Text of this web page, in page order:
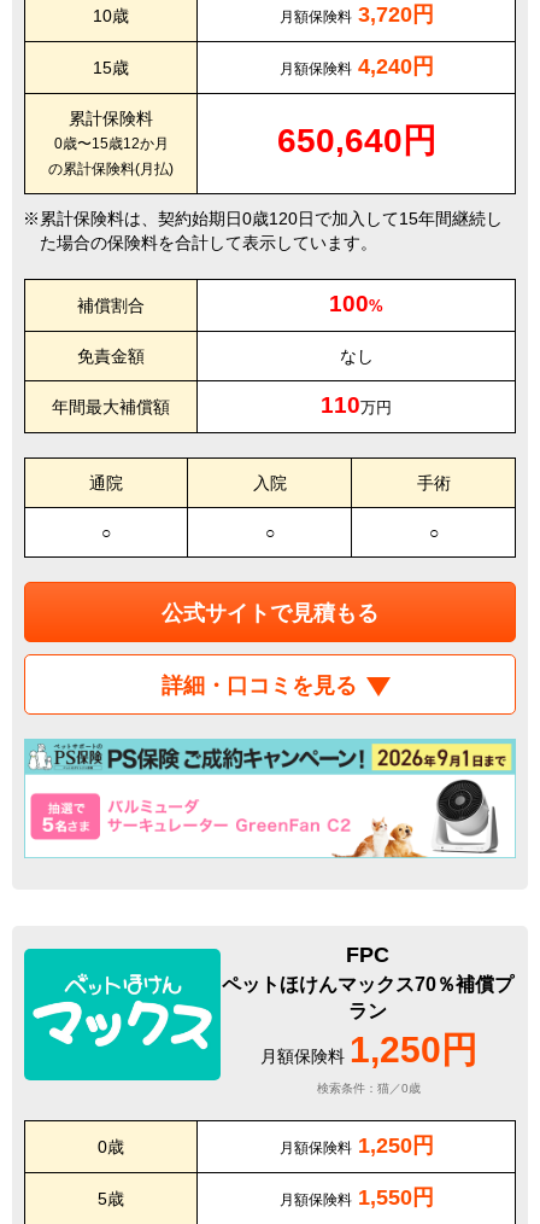
10歳 月額保険料 3,720円
15歳 月額保険料 4,240円
累計保険料
0歳〜15歳12か月
の累計保険料(月払)
650,640円
累計保険料は、契約始期日0歳120日で加入して15年間継続し
た場合の保険料を合計して表示しています。
補償割合 100%
免責金額 なし
年間最大補償額 110万円
通院 入院 手術
○ ○ ○
公式サイトで見積もる
詳細・口コミを見る
FPC
ペットほけんマックス70％補償プ
ラン
月額保険料 1,250円
検索条件：猫／0歳
0歳 月額保険料 1,250円
5歳 月額保険料 1,550円